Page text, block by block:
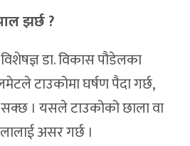
झर्छ ?
डा. विकास पौडेलका
टाउकोमा घर्षण पैदा गर्छ,
। यसले टाउकोको छाला वा
असर गर्छ ।